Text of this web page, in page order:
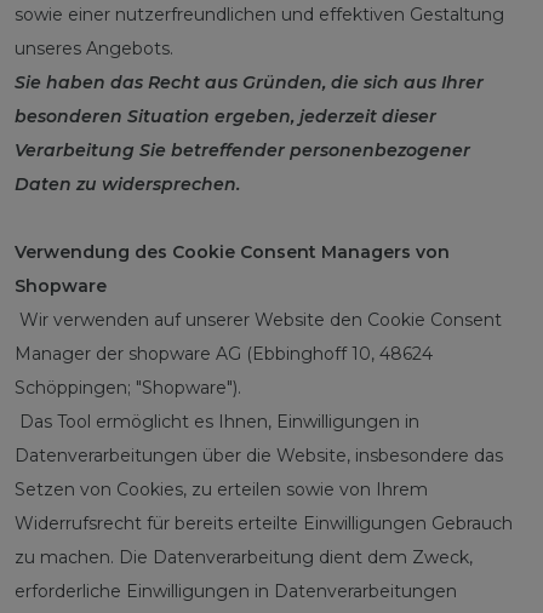
sowie einer nutzerfreundlichen und effektiven Gestaltung
unseres Angebots.
Sie haben das Recht aus Gründen, die sich aus Ihrer
besonderen Situation ergeben, jederzeit dieser
Verarbeitung Sie betreffender personenbezogener
Daten zu widersprechen.
Verwendung des Cookie Consent Managers von
Shopware
Wir verwenden auf unserer Website den Cookie Consent
Manager der shopware AG (Ebbinghoff 10, 48624
Schöppingen; "Shopware").
Das Tool ermöglicht es Ihnen, Einwilligungen in
Datenverarbeitungen über die Website, insbesondere das
Setzen von Cookies, zu erteilen sowie von Ihrem
Widerrufsrecht für bereits erteilte Einwilligungen Gebrauch
zu machen. Die Datenverarbeitung dient dem Zweck,
erforderliche Einwilligungen in Datenverarbeitungen